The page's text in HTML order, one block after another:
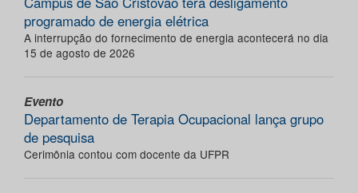
programado de energia elétrica
A interrupção do fornecimento de energia acontecerá no dia
15 de agosto de 2026
Evento
Departamento de Terapia Ocupacional lança grupo
de pesquisa
Cerimônia contou com docente da UFPR